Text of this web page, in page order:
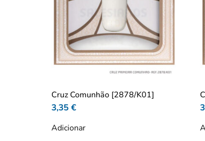
Cruz Comunhão [2878/K01]
3,35 €
Adicionar